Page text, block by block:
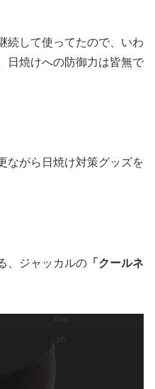
続して使ってたので、いわ
日焼けへの防御力は皆無で
ながら日焼け対策グッズを
、ジャッカルの 「クールネ